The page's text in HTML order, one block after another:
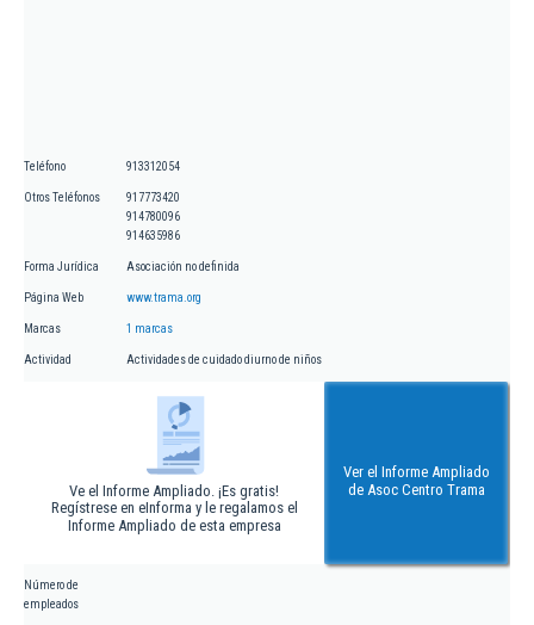
Teléfono 913312054
Otros Teléfonos
917773420
914780096
914635986
Forma Jurídica Asociación no definida
Página Web www.trama.org
Marcas 1 marcas
Actividad Actividades de cuidado diurno de niños
Ve el Informe Ampliado. ¡Es gratis!
Regístrese en eInforma y le regalamos el
Informe Ampliado de esta empresa
Ver el Informe Ampliado
de Asoc Centro Trama
Número de
empleados